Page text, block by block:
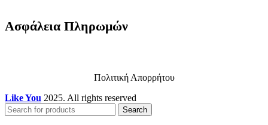
Ασφάλεια Πληρωμών
Πολιτική Απορρήτου
Like You 2025. All rights reserved
Search